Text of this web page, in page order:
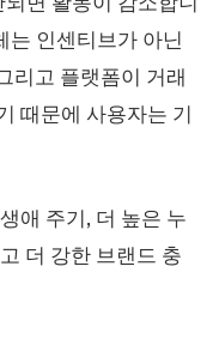
는 인센티브가 아닌
리고 플랫폼이 거래
때문에 사용자는 기
애 주기, 더 높은 누
더 강한 브랜드 충